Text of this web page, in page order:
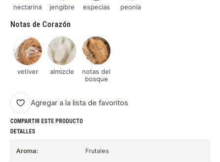
nectarina jengibre especias peonía
Notas de Corazón
vetiver almizcle
notas del
bosque
Agregar a la lista de favoritos
COMPARTIR ESTE PRODUCTO
DETALLES
Aroma: Frutales